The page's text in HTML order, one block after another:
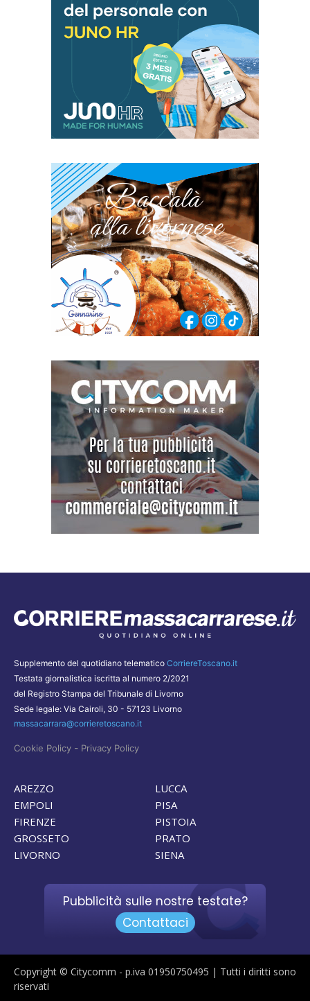
Supplemento del quotidiano telematico CorriereToscano.it
Testata giornalistica iscritta al numero 2/2021
del Registro Stampa del Tribunale di Livorno
Sede legale: Via Cairoli, 30 - 57123 Livorno
massacarrara@corrieretoscano.it
Cookie Policy - Privacy Policy
AREZZO
EMPOLI
FIRENZE
GROSSETO
LIVORNO
LUCCA
PISA
PISTOIA
PRATO
SIENA
Pubblicità sulle nostre testate?
Contattaci
Copyright © Citycomm - p.iva 01950750495 | Tutti i diritti sono
riservati